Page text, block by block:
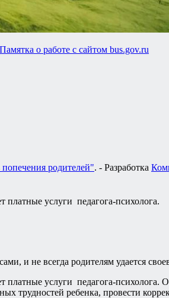
Памятка о работе с сайтом bus.gov.ru
родителей". - Разработка
услуги педагога-психолога.
и не всегда родителям удается
услуги педагога-психолога.
ребенка, провести